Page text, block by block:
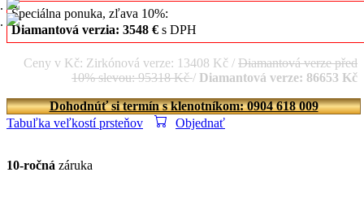
Špeciálna ponuka, zľava 10%:
Diamantová verzia: 3548 € s DPH
Ceny v Kč: Zirkónová verze: 13408 Kč / Diamantová verze před
10% slevou: 95318 Kč/ Diamantová verze: 86653 Kč
Dohodnúť si termín s klenotníkom: 0904 618 009
Tabuľka veľkostí prsteňov
Objednať
10-ročná záruka